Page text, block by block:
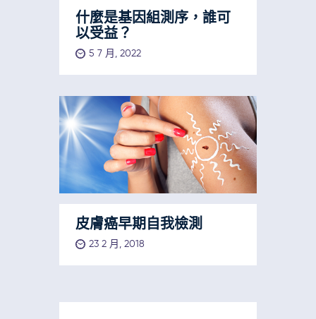
什麼是基因組測序，誰可
以受益？
5 7 月, 2022
皮膚癌早期自我檢測
23 2 月, 2018